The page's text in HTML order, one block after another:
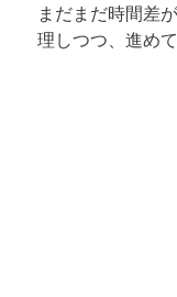
まだまだ時間差
理しつつ、進め